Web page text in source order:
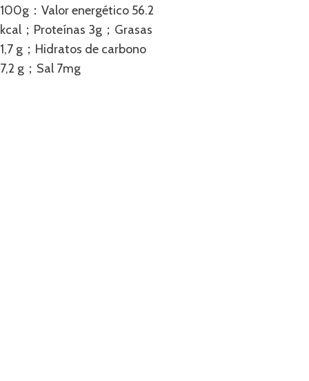
100g：Valor energético 56.2
kcal；Proteínas 3g；Grasas
1,7 g；Hidratos de carbono
7,2 g；Sal 7mg